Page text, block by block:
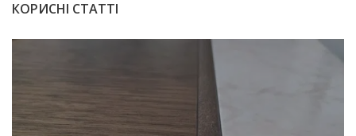
КОРИСНІ СТАТТІ